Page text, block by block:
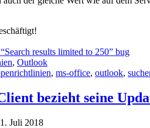
results limited to 250” bug
, Outlook
, ms-office, outlook,
bezieht seine
Juli 2018